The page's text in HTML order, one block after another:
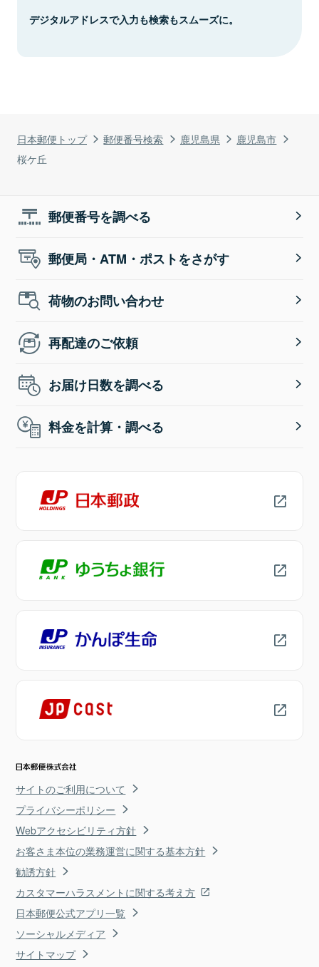
日本郵便トップ 郵便番号検索 鹿児島県
鹿児島市
桜ケ丘
デジタルアドレスで入力も検索もスムーズに。
郵便番号を調べる
郵便局・ATM・ポストをさがす
荷物のお問い合わせ
再配達のご依頼
お届け日数を調べる
料金を計算・調べる
サイトのご利用について
プライバシーポリシー
Webアクセシビリティ方針
お客さま本位の業務運営に関する基本方針
勧誘方針
カスタマーハラスメントに関する考え方
日本郵便公式アプリ一覧
ソーシャルメディア
サイトマップ